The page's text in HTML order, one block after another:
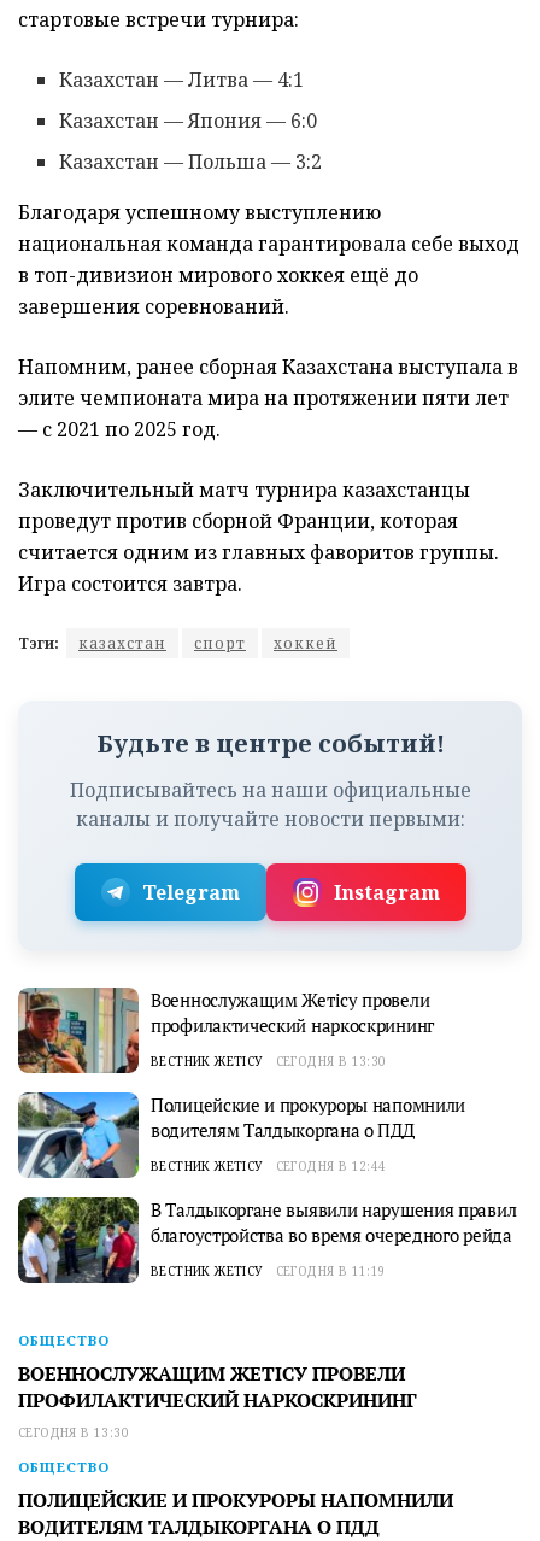
стартовые встречи турнира:
Казахстан — Литва — 4:1
Казахстан — Япония — 6:0
Казахстан — Польша — 3:2
Благодаря успешному выступлению
национальная команда гарантировала себе выход
в топ-дивизион мирового хоккея ещё до
завершения соревнований.
Напомним, ранее сборная Казахстана выступала в
элите чемпионата мира на протяжении пяти лет
— с 2021 по 2025 год.
Заключительный матч турнира казахстанцы
проведут против сборной Франции, которая
считается одним из главных фаворитов группы.
Игра состоится завтра.
Тэги: казахстан спорт хоккей
Будьте в центре событий!
Подписывайтесь на наши официальные
каналы и получайте новости первыми:
Telegram Instagram
Военнослужащим Жетісу провели
профилактический наркоскрининг
ВЕСТНИК ЖЕТІСУ СЕГОДНЯ В 13:30
Полицейские и прокуроры напомнили
водителям Талдыкоргана о ПДД
ВЕСТНИК ЖЕТІСУ СЕГОДНЯ В 12:44
В Талдыкоргане выявили нарушения правил
благоустройства во время очередного рейда
ВЕСТНИК ЖЕТІСУ СЕГОДНЯ В 11:19
ОБЩЕСТВО
ВОЕННОСЛУЖАЩИМ ЖЕТІСУ ПРОВЕЛИ
ПРОФИЛАКТИЧЕСКИЙ НАРКОСКРИНИНГ
СЕГОДНЯ В 13:30
ОБЩЕСТВО
ПОЛИЦЕЙСКИЕ И ПРОКУРОРЫ НАПОМНИЛИ
ВОДИТЕЛЯМ ТАЛДЫКОРГАНА О ПДД